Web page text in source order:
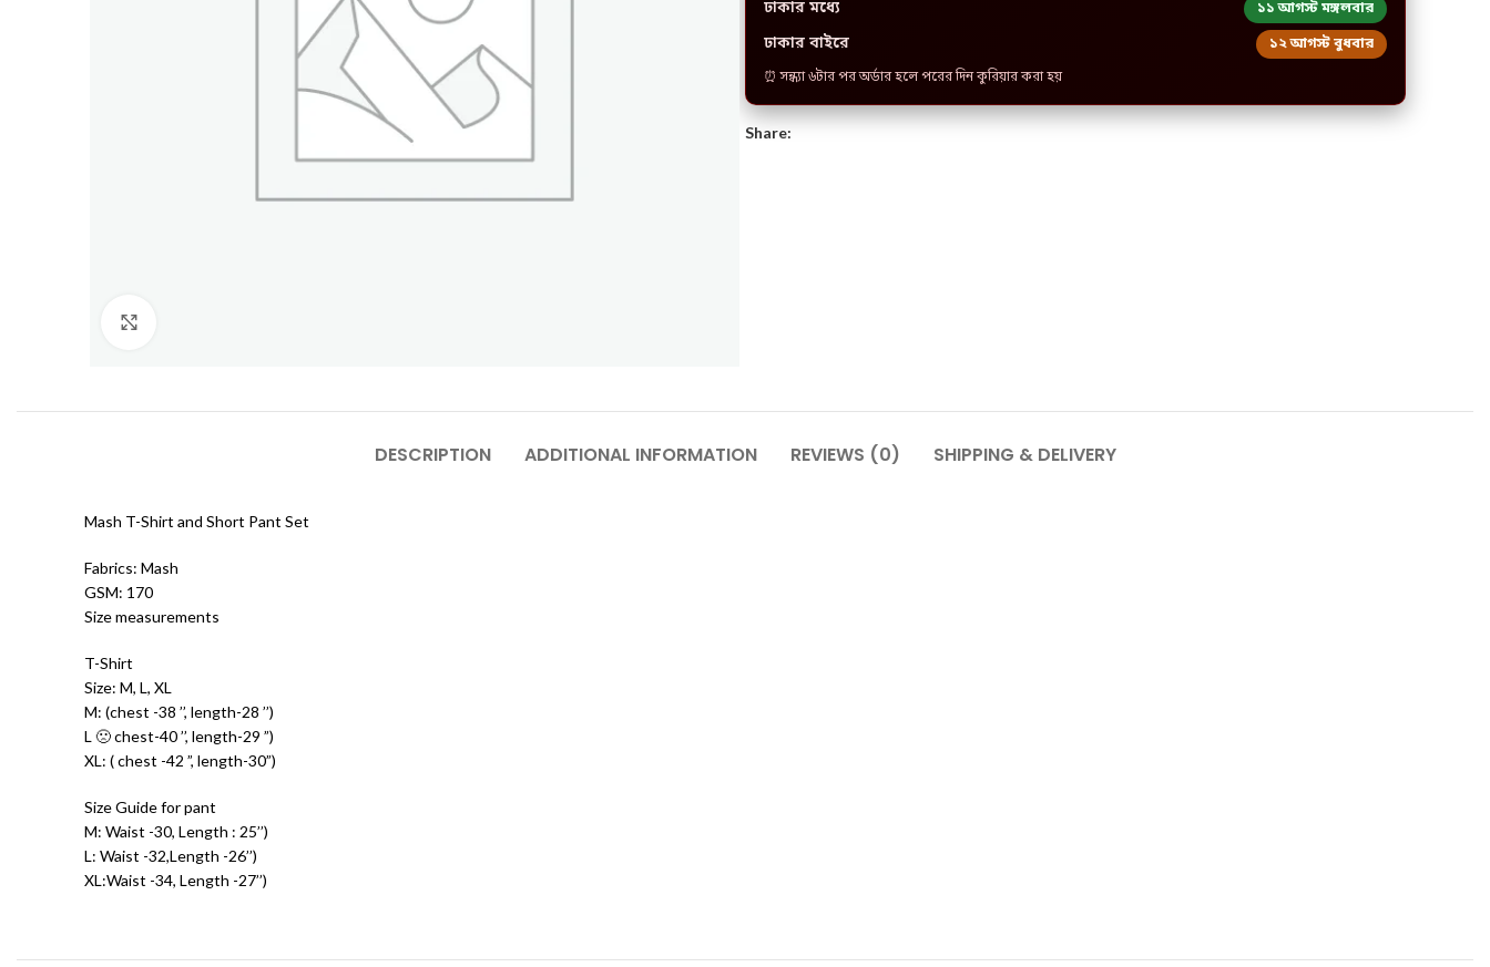
ঢাকার মধ্যে ১১ আগস্ট মঙ্গলবার
ঢাকার বাইরে ১২ আগস্ট বুধবার
⏰ সন্ধ্যা ৬টার পর অর্ডার হলে পরের দিন কুরিয়ার করা হয়
Share:
DESCRIPTION ADDITIONAL INFORMATION REVIEWS (0) SHIPPING & DELIVERY
Mash T-Shirt and Short Pant Set
Fabrics: Mash
GSM: 170
Size measurements
T-Shirt
Size: M, L, XL
M: (chest -38 ’’, length-28 ’’)
L 🙁 chest-40 ’’, length-29 ”)
XL: ( chest -42 ”, length-30”)
Size Guide for pant
M: Waist -30, Length : 25’’)
L: Waist -32,Length -26’’)
XL:Waist -34, Length -27’’)